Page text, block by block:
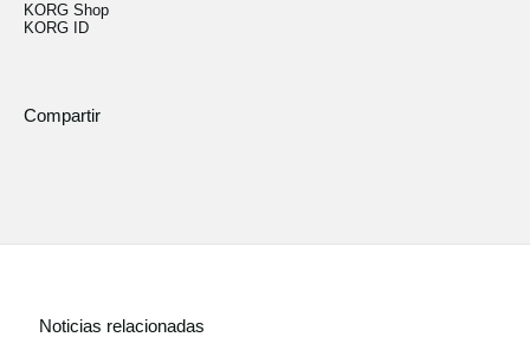
KORG Shop
KORG ID
Compartir
Noticias relacionadas